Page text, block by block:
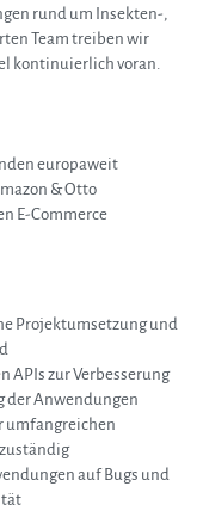
rund um Insekten-,
Team treiben wir
kontinuierlich voran.
europaweit
& Otto
E-Commerce
Projektumsetzung und
APIs zur Verbesserung
der Anwendungen
umfangreichen
auf Bugs und